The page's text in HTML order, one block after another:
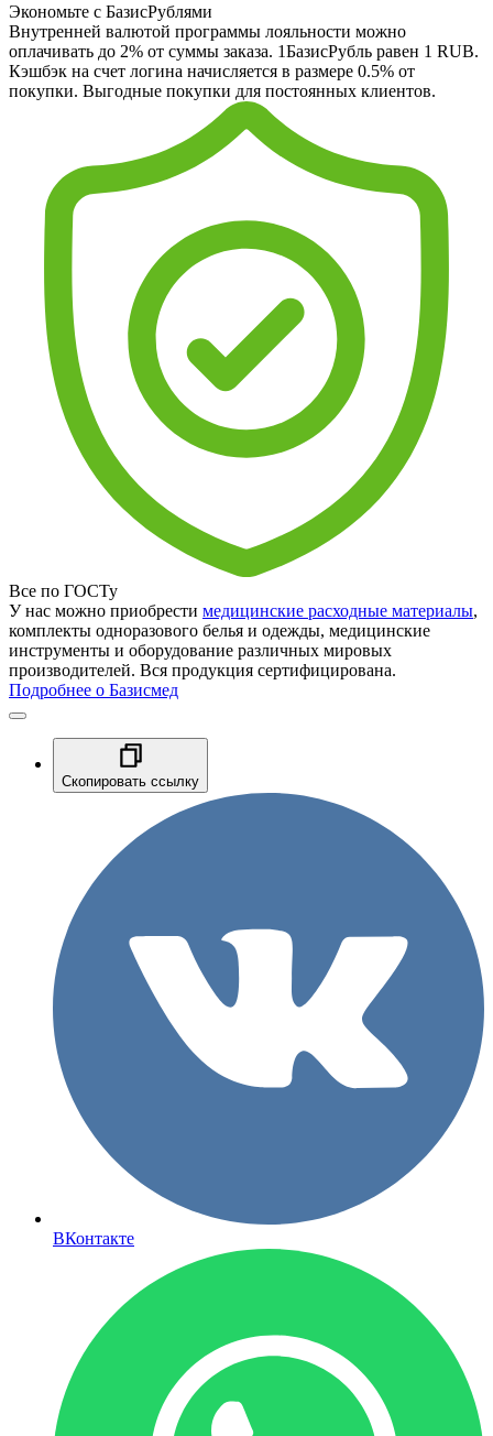
Экономьте с БазисРублями
Внутренней валютой программы лояльности можно
оплачивать до 2% от суммы заказа. 1БазисРубль равен 1 RUB.
Кэшбэк на счет логина начисляется в размере 0.5% от
покупки. Выгодные покупки для постоянных клиентов.
Все по ГОСТу
У нас можно приобрести медицинские расходные материалы,
комплекты одноразового белья и одежды, медицинские
инструменты и оборудование различных мировых
производителей. Вся продукция сертифицирована.
Подробнее о Базисмед
Скопировать ссылку
ВКонтакте